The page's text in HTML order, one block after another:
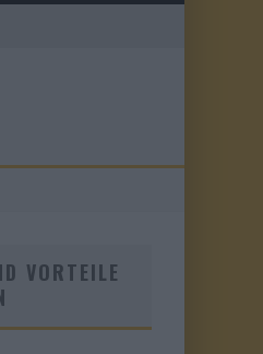
VORTEILE